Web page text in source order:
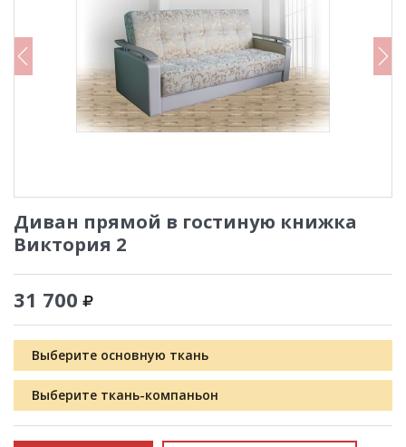
Диван прямой в гостиную книжка
Виктория 2
31 700
Выберите основную ткань
Выберите ткань-компаньон